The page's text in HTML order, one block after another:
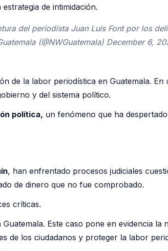
de intimidación.
del periodista Juan Luis Font por los
(@NWGuatemala) December 6,
de la labor periodística en Guatemala.
y del sistema político.
política, un fenómeno que ha
, han enfrentado procesos judiciales
de dinero que no fue comprobado.
críticas.
Este caso pone en evidencia la
de los ciudadanos y proteger la labor